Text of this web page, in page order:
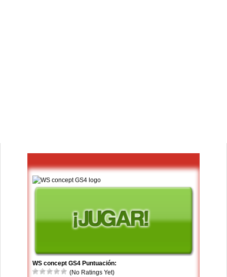
WS concept GS4 Puntuación:
(No Ratings Yet)